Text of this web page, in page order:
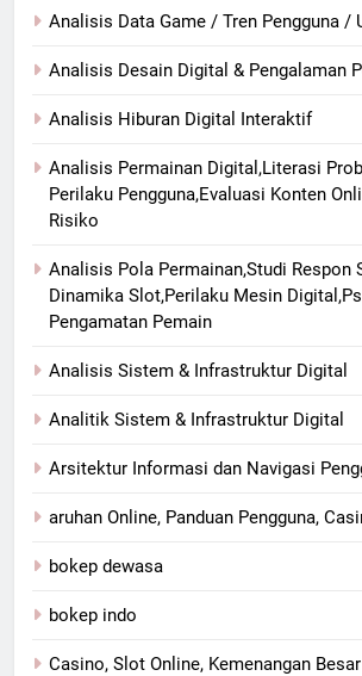
Analisis Data Game / Tren Pengguna /
Analisis Desain Digital & Pengalaman
Analisis Hiburan Digital Interaktif
Analisis Permainan Digital,Literasi
Perilaku Pengguna,Evaluasi Konten
Risiko
Analisis Pola Permainan,Studi Respon
Dinamika Slot,Perilaku Mesin
Pengamatan Pemain
Analisis Sistem & Infrastruktur Digital
Analitik Sistem & Infrastruktur Digital
Arsitektur Informasi dan Navigasi
aruhan Online, Panduan Pengguna,
bokep dewasa
bokep indo
Casino, Slot Online, Kemenangan Besar